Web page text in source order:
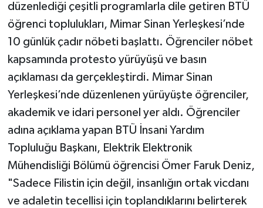
düzenlediği çeşitli programlarla dile getiren BTÜ
öğrenci toplulukları, Mimar Sinan Yerleşkesi’nde
10 günlük çadır nöbeti başlattı. Öğrenciler nöbet
kapsamında protesto yürüyüşü ve basın
açıklaması da gerçekleştirdi. Mimar Sinan
Yerleşkesi’nde düzenlenen yürüyüşte öğrenciler,
akademik ve idari personel yer aldı. Öğrenciler
adına açıklama yapan BTÜ İnsani Yardım
Topluluğu Başkanı, Elektrik Elektronik
Mühendisliği Bölümü öğrencisi Ömer Faruk Deniz,
"Sadece Filistin için değil, insanlığın ortak vicdanı
ve adaletin tecellisi için toplandıklarını belirterek